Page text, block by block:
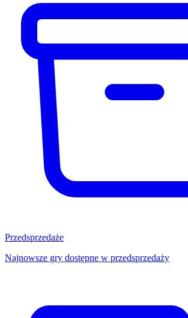
Przedsprzedaże
Najnowsze gry dostępne w przedsprzedaży